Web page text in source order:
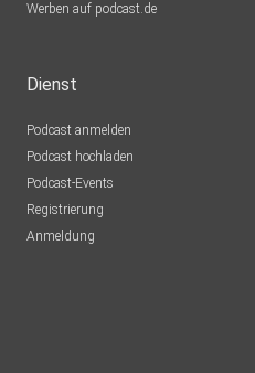
Werben auf podcast.de
Dienst
Podcast anmelden
Podcast hochladen
Podcast-Events
Registrierung
Anmeldung